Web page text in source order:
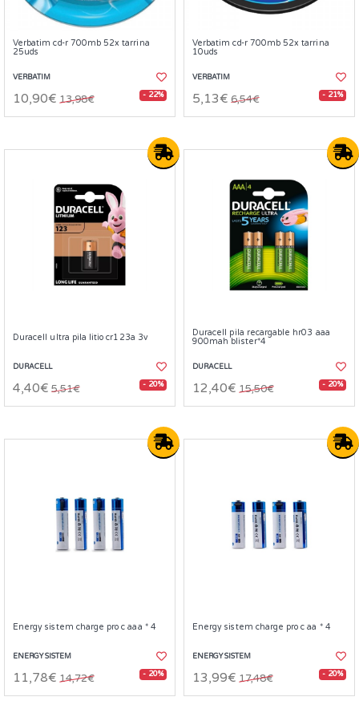
Verbatim cd-r 700mb 52x tarrina
25uds
VERBATIM
10,90€ 13,98€ - 22%
Verbatim cd-r 700mb 52x tarrina
10uds
VERBATIM
5,13€ 6,54€ - 21%
Duracell ultra pila litio cr123a 3v
DURACELL
4,40€ 5,51€ - 20%
Duracell pila recargable hr03 aaa
900mah blister*4
DURACELL
12,40€ 15,50€ - 20%
Energy sistem charge pro c aaa * 4
ENERGY SISTEM
11,78€ 14,72€ - 20%
Energy sistem charge pro c aa * 4
ENERGY SISTEM
13,99€ 17,48€ - 20%